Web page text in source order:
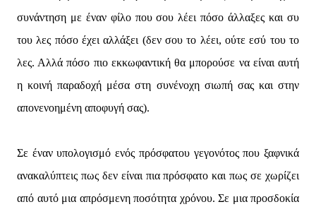
συνάντηση με έναν φίλο που σου λέει πόσο άλλαξες και συ
του λες πόσο έχει αλλάξει (δεν σου το λέει, ούτε εσύ του το
λες. Αλλά πόσο πιο εκκωφαντική θα μπορούσε να είναι αυτή
η κοινή παραδοχή μέσα στη συνένοχη σιωπή σας και στην
απονενοημένη αποφυγή σας).
Σε έναν υπολογισμό ενός πρόσφατου γεγονότος που ξαφνικά
ανακαλύπτεις πως δεν είναι πια πρόσφατο και πως σε χωρίζει
από αυτό μια απρόσμενη ποσότητα χρόνου. Σε μια προσδοκία